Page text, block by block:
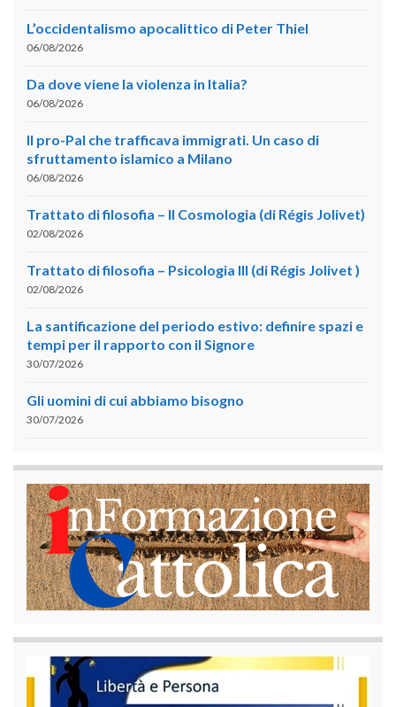
L’occidentalismo apocalittico di Peter Thiel
06/08/2026
Da dove viene la violenza in Italia?
06/08/2026
Il pro-Pal che trafficava immigrati. Un caso di
sfruttamento islamico a Milano
06/08/2026
Trattato di filosofia – II Cosmologia (di Régis Jolivet)
02/08/2026
Trattato di filosofia – Psicologia III (di Régis Jolivet )
02/08/2026
La santificazione del periodo estivo: definire spazi e
tempi per il rapporto con il Signore
30/07/2026
Gli uomini di cui abbiamo bisogno
30/07/2026